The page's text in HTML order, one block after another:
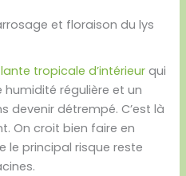
et floraison du lys
tropicale d’intérieur qui
régulière et un
devenir détrempé. C’est là
On croit bien faire en
le principal risque reste